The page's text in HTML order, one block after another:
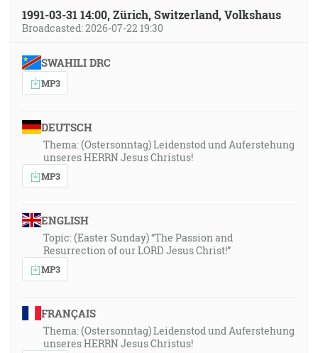
1991-03-31 14:00, Zürich, Switzerland, Volkshaus
Broadcasted: 2026-07-22 19:30
SWAHILI DRC
MP3
DEUTSCH
Thema: (Ostersonntag) Leidenstod und Auferstehung
unseres HERRN Jesus Christus!
MP3
ENGLISH
Topic: (Easter Sunday) “The Passion and
Resurrection of our LORD Jesus Christ!”
MP3
FRANÇAIS
Thema: (Ostersonntag) Leidenstod und Auferstehung
unseres HERRN Jesus Christus!